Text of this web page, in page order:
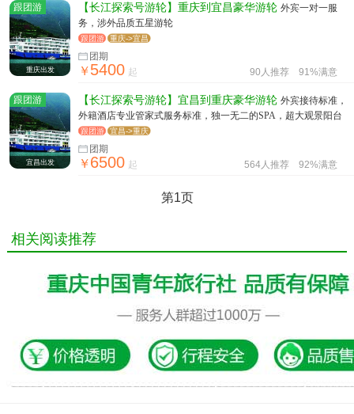
跟团游
重庆出发
【长江探索号游轮】重庆到宜昌豪华游轮 外宾一对一服
务，涉外品质五星游轮
跟团游 重庆->宜昌
团期
￥5400 起 90人推荐 91%满意
跟团游
宜昌出发
【长江探索号游轮】宜昌到重庆豪华游轮 外宾接待标准，
外籍酒店专业管家式服务标准，独一无二的SPA，超大观景阳台
跟团游 宜昌->重庆
团期
￥6500 起 564人推荐 92%满意
第1页
相关阅读推荐